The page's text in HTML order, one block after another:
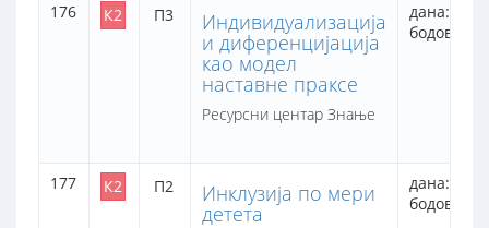
176 К2 П3 Индивидуализација
и диференцијација
као модел
наставне праксе
Ресурсни центар Знање
дана: 2
бодова: 12
177 К2 П2 Инклузија по мери
детета
дана: 2
бодова: 16